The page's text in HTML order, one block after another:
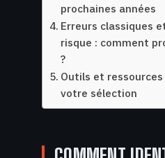
prochaines années
Erreurs classiques
risque : comment
?
Outils et
votre sélection